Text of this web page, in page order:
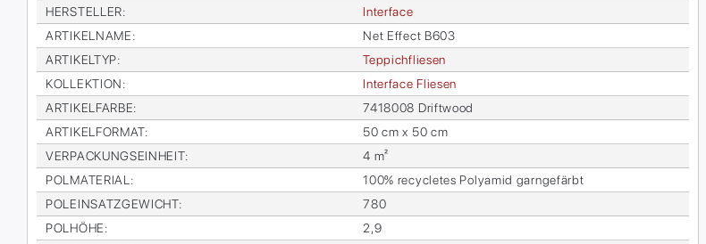
HER­STEL­LER:
In­ter­face
AR­TI­KEL­NA­ME:
Net Ef­fect B603
AR­TI­KEL­TYP:
Tep­pich­flie­sen
KOL­LEK­TI­ON:
In­ter­face Flie­sen
AR­TI­KEL­FAR­BE:
7418008 Drift­wood
AR­TI­KEL­FOR­MAT:
50 cm x 50 cm
VER­PA­CKUNGS­EIN­HEIT:
4 m²
POL­MA­TE­RI­AL:
100% re­cy­cle­tes Po­ly­amid garn­ge­färbt
POL­EIN­SATZ­GE­WICHT:
780
POL­HÖ­HE:
2,9